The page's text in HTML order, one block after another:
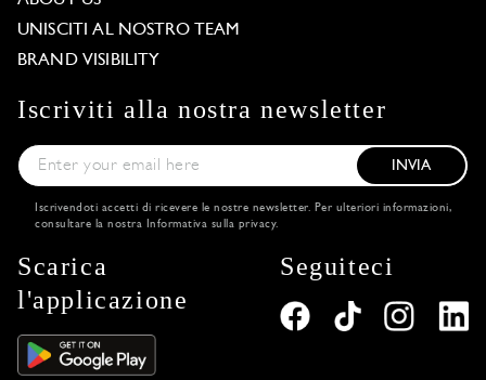
UNISCITI AL NOSTRO TEAM
BRAND VISIBILITY
Iscriviti alla nostra newsletter
INVIA
Iscrivendoti accetti di ricevere le nostre newsletter. Per ulteriori informazioni,
consultare la nostra
Informativa sulla privacy.
Scarica
l'applicazione
Seguiteci